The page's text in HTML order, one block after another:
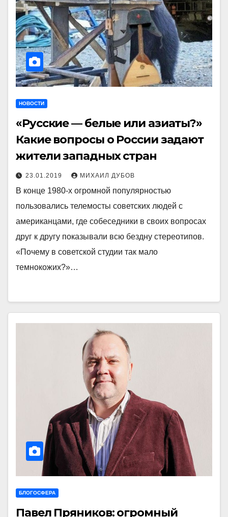
НОВОСТИ
«Русские — белые или азиаты?»
Какие вопросы о России задают
жители западных стран
23.01.2019 МИХАИЛ ДУБОВ
В конце 1980-х огромной популярностью
пользовались телемосты советских людей с
американцами, где собеседники в своих вопросах
друг к другу показывали всю бездну стереотипов.
«Почему в советской студии так мало
темнокожих?»…
БЛОГОСФЕРА
Павел Пряников: огромный